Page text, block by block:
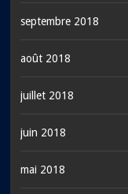
septembre 2018
août 2018
juillet 2018
juin 2018
mai 2018